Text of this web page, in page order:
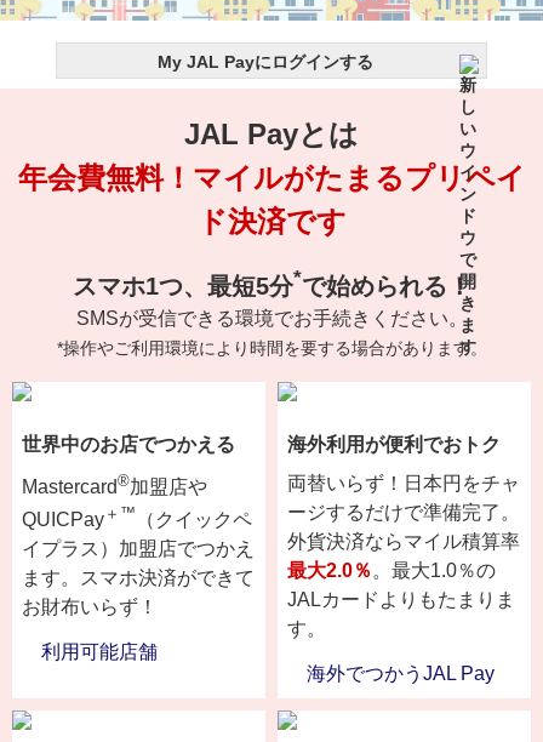
My JAL Payにログインする
JAL Payとは
年会費無料！マイルがたまるプリペイ
ド決済です
スマホ1つ、最短5分*で始められる！
SMSが受信できる環境でお手続きください。
*操作やご利用環境により時間を要する場合があります。
世界中のお店でつかえる
Mastercard®加盟店や
QUICPay ＋™
（クイックペ
イプラス）加盟店でつかえ
ます。スマホ決済ができて
お財布いらず！
利用可能店舗
海外利用が便利でおトク
両替いらず！日本円をチャ
ージするだけで準備完了。
外貨決済ならマイル積算率
最大2.0％ 。最大1.0％の
JALカードよりもたまりま
す。
海外でつかうJAL Pay